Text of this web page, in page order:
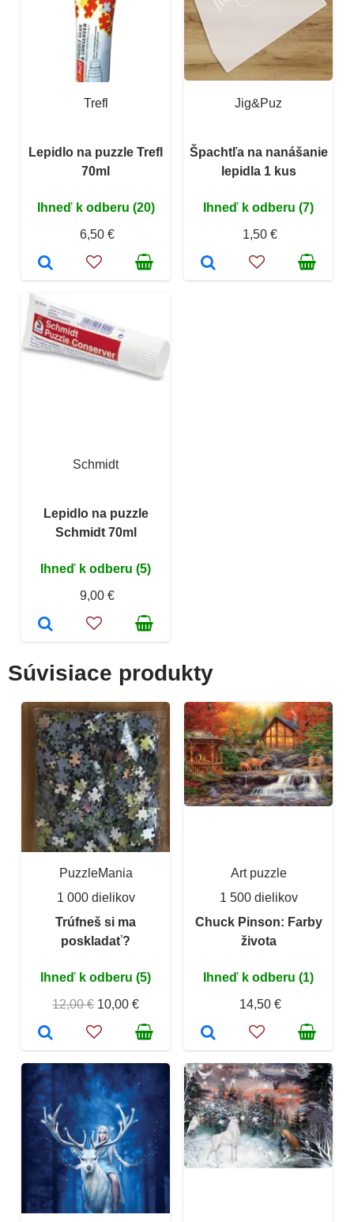
Trefl
Lepidlo na puzzle Trefl
70ml
Ihneď k odberu (20)
6,50 €
Jig&Puz
Špachtľa na nanášanie
lepidla 1 kus
Ihneď k odberu (7)
1,50 €
Schmidt
Lepidlo na puzzle
Schmidt 70ml
Ihneď k odberu (5)
9,00 €
Súvisiace produkty
PuzzleMania
1 000 dielikov
Trúfneš si ma
poskladať?
Ihneď k odberu (5)
12,00 € 10,00 €
Art puzzle
1 500 dielikov
Chuck Pinson: Farby
života
Ihneď k odberu (1)
14,50 €